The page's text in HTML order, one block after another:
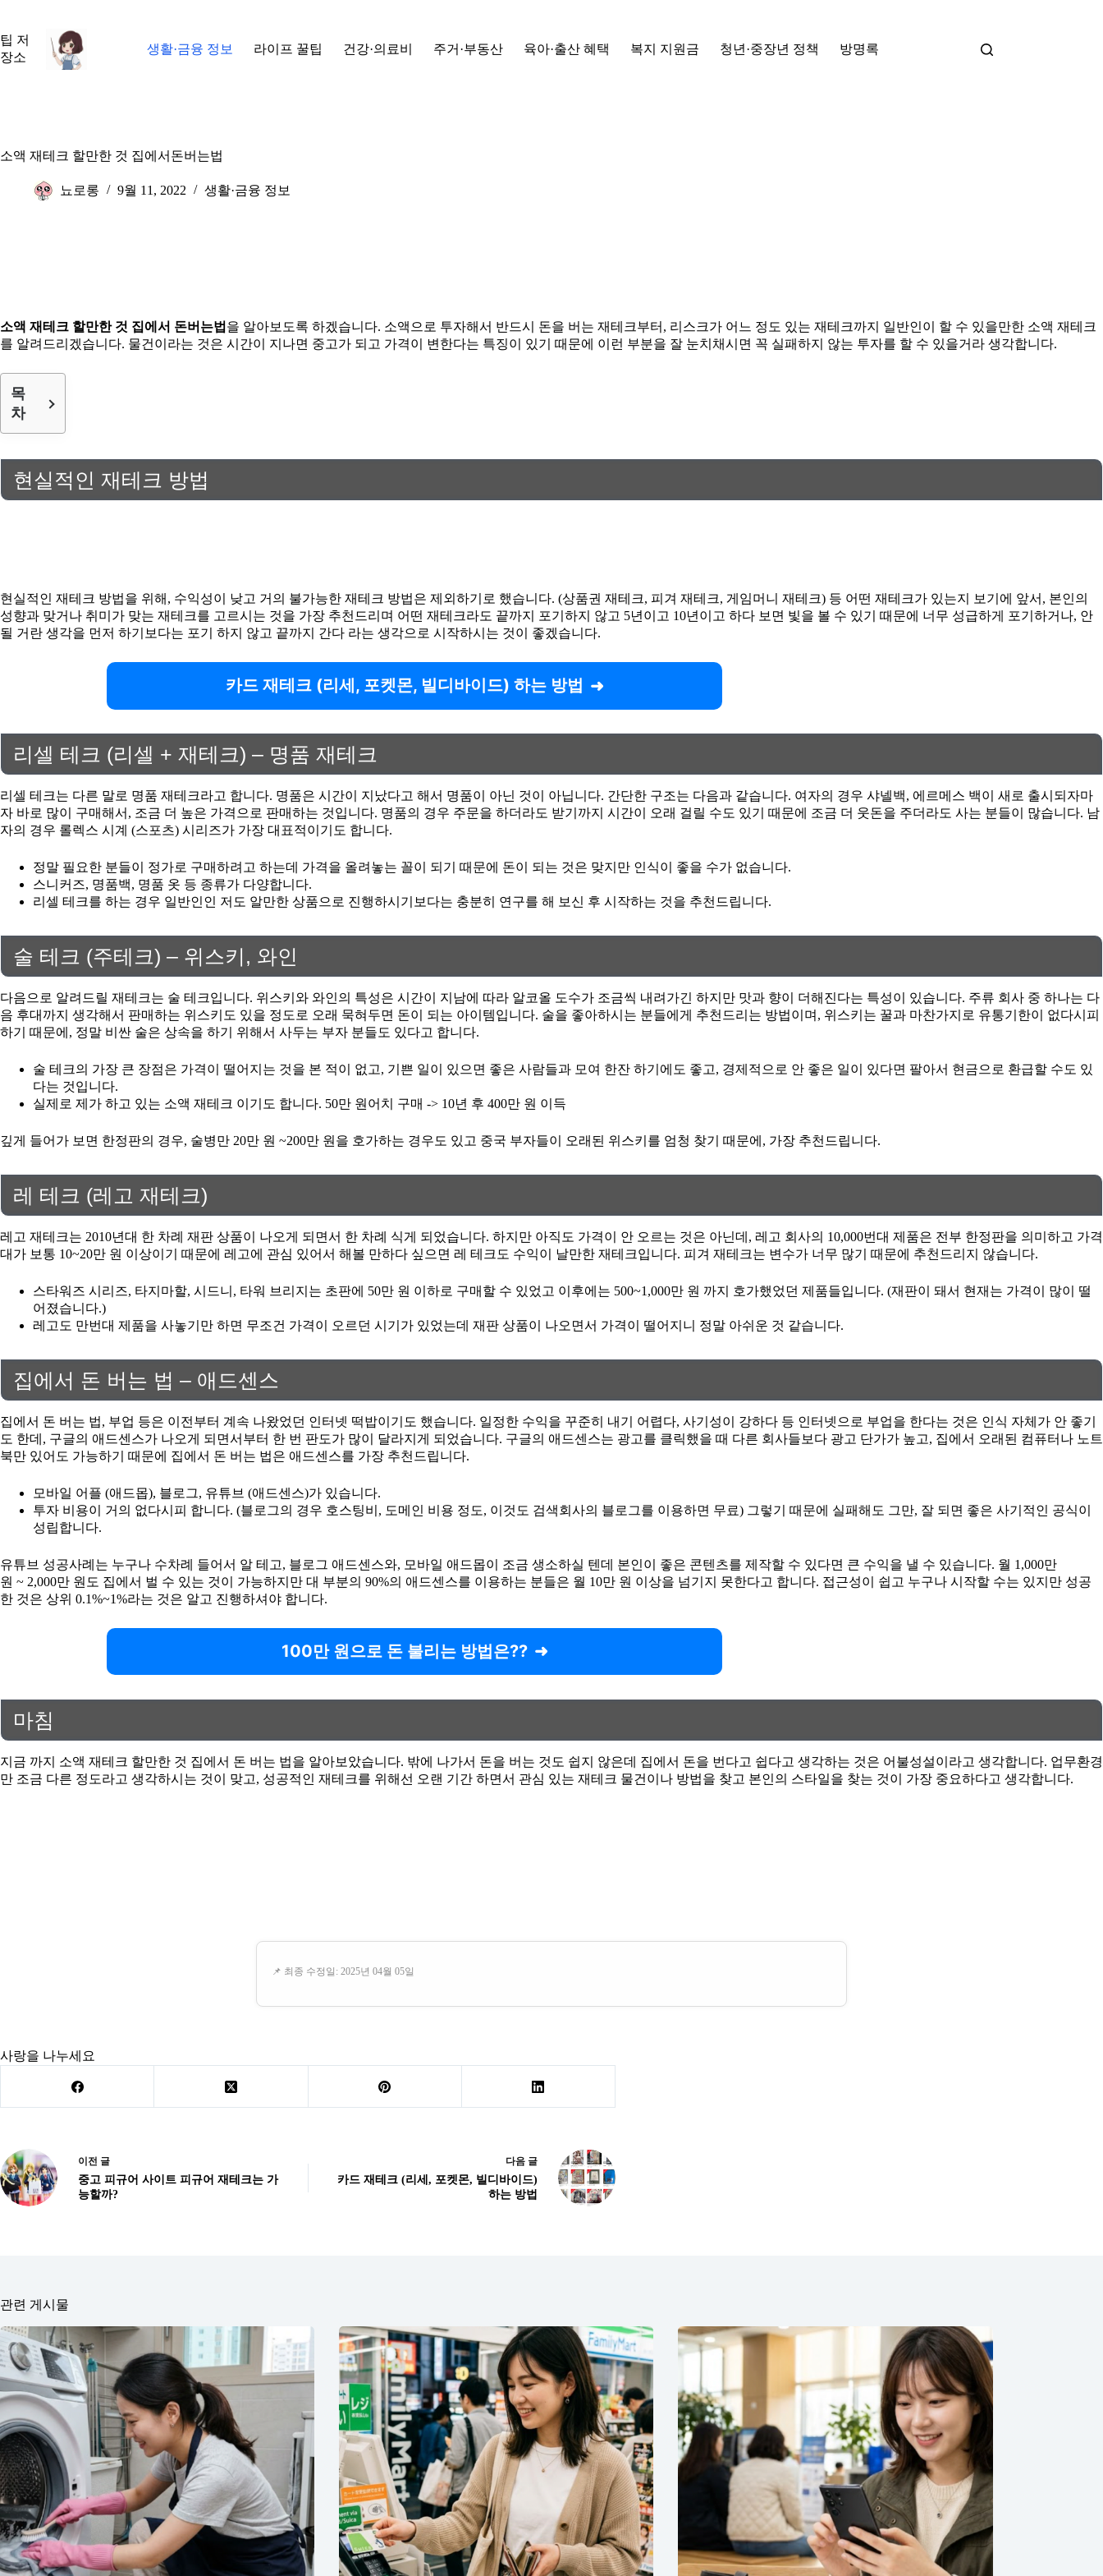
으
로
팁 저
장소
생활·금융 정보 라이프 꿀팁 건강·의료비 주거·부동산 육아·출산 혜택 복지 지원금 청년·중장년 정책 방명록
소액 재테크 할만한 것 집에서돈버는법
뇨로롱 9월 11, 2022 생활·금융 정보
소액 재테크 할만한 것 집에서 돈버는법 을 알아보도록 하겠습니다. 소액으로 투자해서 반드시 돈을 버는 재테크부터, 리스크가 어느 정도 있는 재테크까지 일반인이 할 수 있을만한 소액 재테크
를 알려드리겠습니다. 물건이라는 것은 시간이 지나면 중고가 되고 가격이 변한다는 특징이 있기 때문에 이런 부분을 잘 눈치채시면 꼭 실패하지 않는 투자를 할 수 있을거라 생각합니다.
목
차
현실적인 재테크 방법
현실적인 재테크 방법을 위해, 수익성이 낮고 거의 불가능한 재테크 방법은 제외하기로 했습니다. (상품권 재테크, 피겨 재테크, 게임머니 재테크) 등 어떤 재테크가 있는지 보기에 앞서, 본인의
성향과 맞거나 취미가 맞는 재테크를 고르시는 것을 가장 추천드리며 어떤 재테크라도 끝까지 포기하지 않고 5년이고 10년이고 하다 보면 빛을 볼 수 있기 때문에 너무 성급하게 포기하거나, 안
될 거란 생각을 먼저 하기보다는 포기 하지 않고 끝까지 간다 라는 생각으로 시작하시는 것이 좋겠습니다.
카드 재테크 (리세, 포켓몬, 빌디바이드) 하는 방법
리셀 테크 (리셀 + 재테크) – 명품 재테크
리셀 테크는 다른 말로 명품 재테크라고 합니다. 명품은 시간이 지났다고 해서 명품이 아닌 것이 아닙니다. 간단한 구조는 다음과 같습니다. 여자의 경우 샤넬백, 에르메스 백이 새로 출시되자마
자 바로 많이 구매해서, 조금 더 높은 가격으로 판매하는 것입니다. 명품의 경우 주문을 하더라도 받기까지 시간이 오래 걸릴 수도 있기 때문에 조금 더 웃돈을 주더라도 사는 분들이 많습니다. 남
자의 경우 롤렉스 시계 (스포츠) 시리즈가 가장 대표적이기도 합니다.
정말 필요한 분들이 정가로 구매하려고 하는데 가격을 올려놓는 꼴이 되기 때문에 돈이 되는 것은 맞지만 인식이 좋을 수가 없습니다.
스니커즈, 명품백, 명품 옷 등 종류가 다양합니다.
리셀 테크를 하는 경우 일반인인 저도 알만한 상품으로 진행하시기보다는 충분히 연구를 해 보신 후 시작하는 것을 추천드립니다.
술 테크 (주테크) – 위스키, 와인
다음으로 알려드릴 재테크는 술 테크입니다. 위스키와 와인의 특성은 시간이 지남에 따라 알코올 도수가 조금씩 내려가긴 하지만 맛과 향이 더해진다는 특성이 있습니다. 주류 회사 중 하나는 다
음 후대까지 생각해서 판매하는 위스키도 있을 정도로 오래 묵혀두면 돈이 되는 아이템입니다. 술을 좋아하시는 분들에게 추천드리는 방법이며, 위스키는 꿀과 마찬가지로 유통기한이 없다시피
하기 때문에, 정말 비싼 술은 상속을 하기 위해서 사두는 부자 분들도 있다고 합니다.
술 테크의 가장 큰 장점은 가격이 떨어지는 것을 본 적이 없고, 기쁜 일이 있으면 좋은 사람들과 모여 한잔 하기에도 좋고, 경제적으로 안 좋은 일이 있다면 팔아서 현금으로 환급할 수도 있
다는 것입니다.
실제로 제가 하고 있는 소액 재테크 이기도 합니다. 50만 원어치 구매 -> 10년 후 400만 원 이득
깊게 들어가 보면 한정판의 경우, 술병만 20만 원 ~200만 원을 호가하는 경우도 있고 중국 부자들이 오래된 위스키를 엄청 찾기 때문에, 가장 추천드립니다.
레 테크 (레고 재테크)
레고 재테크는 2010년대 한 차례 재판 상품이 나오게 되면서 한 차례 식게 되었습니다. 하지만 아직도 가격이 안 오르는 것은 아닌데, 레고 회사의 10,000번대 제품은 전부 한정판을 의미하고 가격
대가 보통 10~20만 원 이상이기 때문에 레고에 관심 있어서 해볼 만하다 싶으면 레 테크도 수익이 날만한 재테크입니다. 피겨 재테크는 변수가 너무 많기 때문에 추천드리지 않습니다.
스타워즈 시리즈, 타지마할, 시드니, 타워 브리지는 초판에 50만 원 이하로 구매할 수 있었고 이후에는 500~1,000만 원 까지 호가했었던 제품들입니다. (재판이 돼서 현재는 가격이 많이 떨
어졌습니다.)
레고도 만번대 제품을 사놓기만 하면 무조건 가격이 오르던 시기가 있었는데 재판 상품이 나오면서 가격이 떨어지니 정말 아쉬운 것 같습니다.
집에서 돈 버는 법 – 애드센스
집에서 돈 버는 법, 부업 등은 이전부터 계속 나왔었던 인터넷 떡밥이기도 했습니다. 일정한 수익을 꾸준히 내기 어렵다, 사기성이 강하다 등 인터넷으로 부업을 한다는 것은 인식 자체가 안 좋기
도 한데, 구글의 애드센스가 나오게 되면서부터 한 번 판도가 많이 달라지게 되었습니다. 구글의 애드센스는 광고를 클릭했을 때 다른 회사들보다 광고 단가가 높고, 집에서 오래된 컴퓨터나 노트
북만 있어도 가능하기 때문에 집에서 돈 버는 법은 애드센스를 가장 추천드립니다.
모바일 어플 (애드몹), 블로그, 유튜브 (애드센스)가 있습니다.
투자 비용이 거의 없다시피 합니다. (블로그의 경우 호스팅비, 도메인 비용 정도, 이것도 검색회사의 블로그를 이용하면 무료) 그렇기 때문에 실패해도 그만, 잘 되면 좋은 사기적인 공식이
성립합니다.
유튜브 성공사례는 누구나 수차례 들어서 알 테고, 블로그 애드센스와, 모바일 애드몹이 조금 생소하실 텐데 본인이 좋은 콘텐츠를 제작할 수 있다면 큰 수익을 낼 수 있습니다. 월 1,000만
원 ~ 2,000만 원도 집에서 벌 수 있는 것이 가능하지만 대 부분의 90%의 애드센스를 이용하는 분들은 월 10만 원 이상을 넘기지 못한다고 합니다. 접근성이 쉽고 누구나 시작할 수는 있지만 성공
한 것은 상위 0.1%~1%라는 것은 알고 진행하셔야 합니다.
100만 원으로 돈 불리는 방법은??
마침
지금 까지 소액 재테크 할만한 것 집에서 돈 버는 법을 알아보았습니다. 밖에 나가서 돈을 버는 것도 쉽지 않은데 집에서 돈을 번다고 쉽다고 생각하는 것은 어불성설이라고 생각합니다. 업무환경
만 조금 다른 정도라고 생각하시는 것이 맞고, 성공적인 재테크를 위해선 오랜 기간 하면서 관심 있는 재테크 물건이나 방법을 찾고 본인의 스타일을 찾는 것이 가장 중요하다고 생각합니다.
📌 최종 수정일: 2025년 04월 05일
사랑을 나누세요
이전 글
중고 피규어 사이트 피규어 재테크는 가
능할까?
다음 글
카드 재테크 (리세, 포켓몬, 빌디바이드)
하는 방법
관련 게시물